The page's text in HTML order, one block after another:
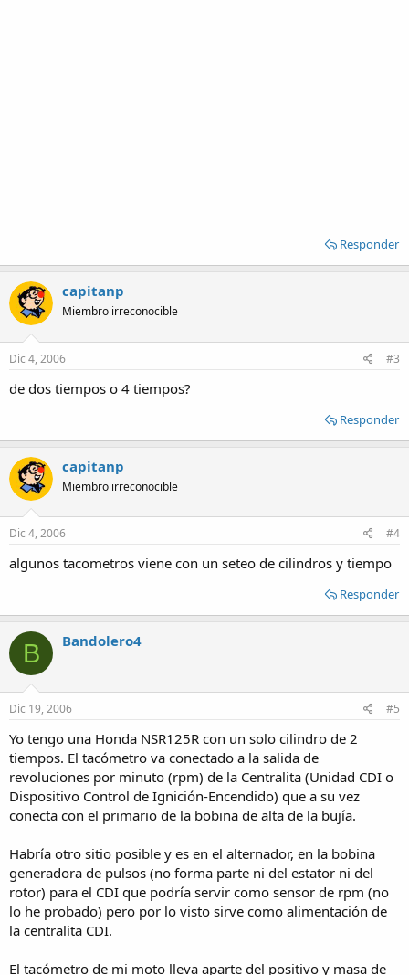
Responder
capitanp
Miembro irreconocible
Dic 4, 2006 #3
de dos tiempos o 4 tiempos?
Responder
capitanp
Miembro irreconocible
Dic 4, 2006 #4
algunos tacometros viene con un seteo de cilindros y tiempo
Responder
B Bandolero4
Dic 19, 2006 #5
Yo tengo una Honda NSR125R con un solo cilindro de 2
tiempos. El tacómetro va conectado a la salida de
revoluciones por minuto (rpm) de la Centralita (Unidad CDI o
Dispositivo Control de Ignición-Encendido) que a su vez
conecta con el primario de la bobina de alta de la bujía.
Habría otro sitio posible y es en el alternador, en la bobina
generadora de pulsos (no forma parte ni del estator ni del
rotor) para el CDI que podría servir como sensor de rpm (no
lo he probado) pero por lo visto sirve como alimentación de
la centralita CDI.
El tacómetro de mi moto lleva aparte del positivo y masa de